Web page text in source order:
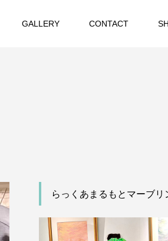
GALLERY CONTACT
らっくあまるもとマーブリ